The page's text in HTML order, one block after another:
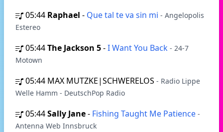
05:44 Raphael - Que tal te va sin mi - Angelopolis
Estereo
05:44The Jackson 5-I Want You Back - 24-7
Motown
05:44 MAX MUTZKE|SCHWERELOS - Radio Lippe
Welle Hamm - DeutschPop Radio
05:44Sally Jane- Fishing Taught Me Patience -
Antenna Web Innsbruck